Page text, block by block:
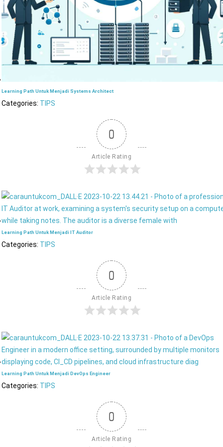
Learning Path Untuk Menjadi Systems Architect
Categories: TIPS
0
Article Rating
Learning Path Untuk Menjadi IT Auditor
Categories: TIPS
0
Article Rating
Learning Path Untuk Menjadi DevOps Engineer
Categories: TIPS
0
Article Rating